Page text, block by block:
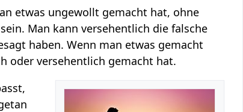
etwas ungewollt gemacht hat, ohne
Man kann versehentlich die falsche
haben. Wenn man etwas gemacht
oder versehentlich gemacht hat.